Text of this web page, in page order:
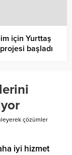
için Yurttaş
başladı
çözümler
iyi hizmet